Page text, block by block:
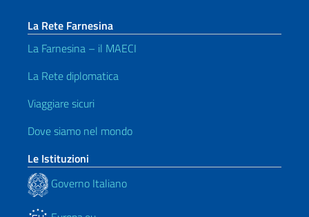
La Rete Farnesina
La Farnesina – il MAECI
La Rete diplomatica
Viaggiare sicuri
Dove siamo nel mondo
Le Istituzioni
Governo Italiano